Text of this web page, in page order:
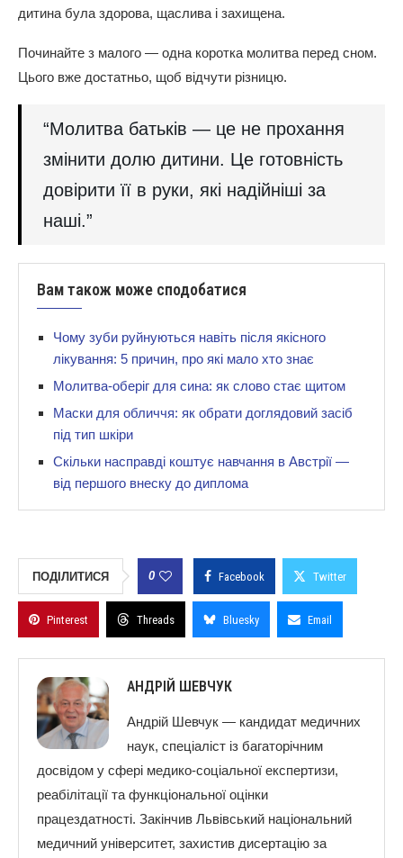
дитина була здорова, щаслива і захищена.
Починайте з малого — одна коротка молитва перед сном.
Цього вже достатньо, щоб відчути різницю.
“Молитва батьків — це не прохання
змінити долю дитини. Це готовність
довірити її в руки, які надійніші за
наші.”
Вам також може сподобатися
Чому зуби руйнуються навіть після якісного
лікування: 5 причин, про які мало хто знає
Молитва-оберіг для сина: як слово стає щитом
Маски для обличчя: як обрати доглядовий засіб
під тип шкіри
Скільки насправді коштує навчання в Австрії —
від першого внеску до диплома
ПОДІЛИТИСЯ 0 Facebook Twitter
Pinterest Threads Bluesky Email
АНДРІЙ ШЕВЧУК
Андрій Шевчук — кандидат медичних
наук, спеціаліст із багаторічним
досвідом у сфері медико-соціальної експертизи,
реабілітації та функціональної оцінки
працездатності. Закінчив Львівський національний
медичний університет, захистив дисертацію за